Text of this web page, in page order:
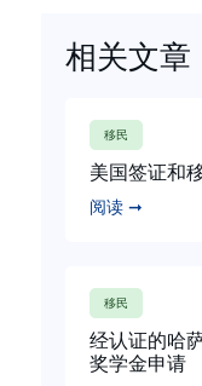
相关文章
移民
美国签证和
阅读 ➞
移民
经认证的哈
奖学金申请